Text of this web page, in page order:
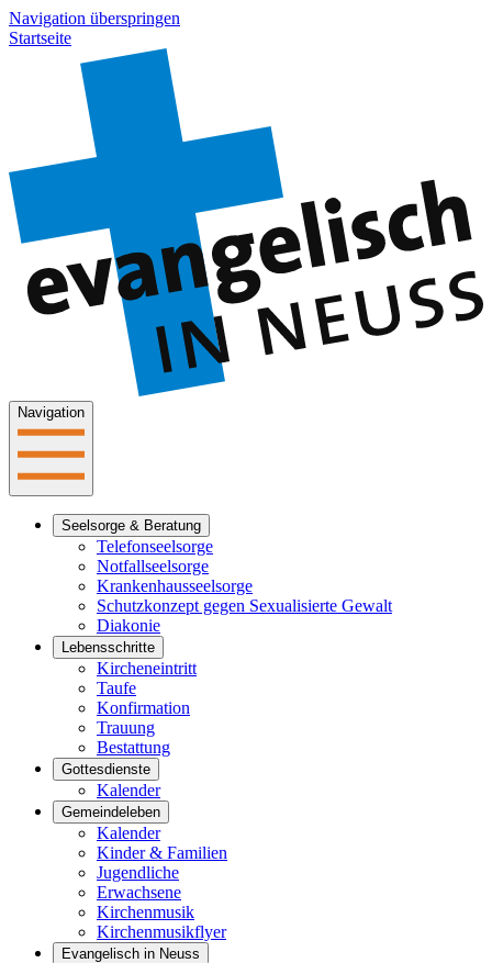
Navigation überspringen
Startseite
Navigation
Seelsorge & Beratung
Telefonseelsorge
Notfallseelsorge
Krankenhausseelsorge
Schutzkonzept gegen Sexualisierte Gewalt
Diakonie
Lebensschritte
Kircheneintritt
Taufe
Konfirmation
Trauung
Bestattung
Gottesdienste
Kalender
Gemeindeleben
Kalender
Kinder & Familien
Jugendliche
Erwachsene
Kirchenmusik
Kirchenmusikflyer
Evangelisch in Neuss